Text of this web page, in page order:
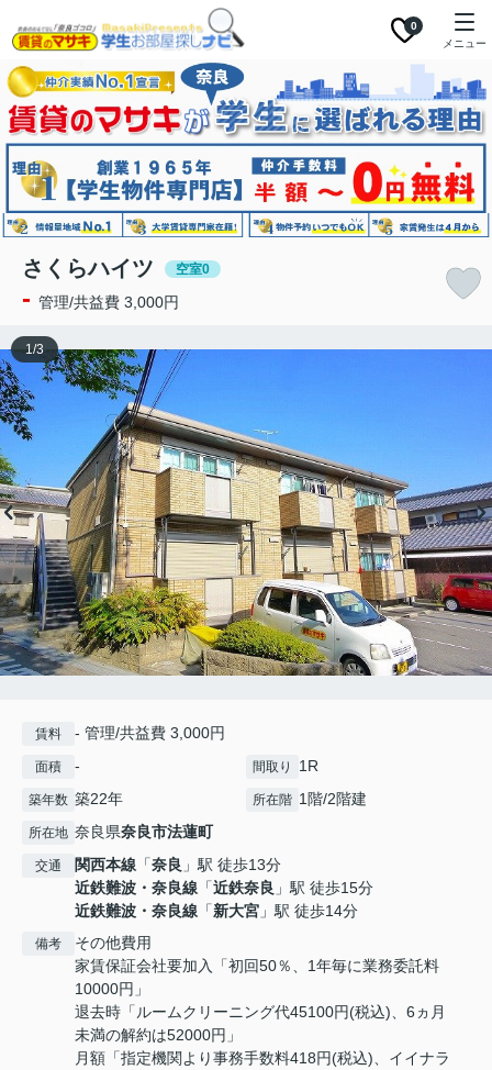
0
メニュー
さくらハイツ 空室0
- 管理/共益費 3,000円
1/3
賃料 - 管理/共益費 3,000円
面積 - 間取り 1R
築年数 築22年 所在階 1階/2階建
所在地 奈良県奈良市法蓮町
交通 関西本線 「奈良 」駅 徒歩13分
近鉄難波・奈良線 「近鉄奈良 」駅 徒歩15分
近鉄難波・奈良線 「新大宮 」駅 徒歩14分
備考
その他費用
家賃保証会社要加入「初回50％、1年毎に業務委託料
10000円」
退去時「ルームクリーニング代45100円(税込)、6ヵ月
未満の解約は52000円」
月額「指定機関より事務手数料418円(税込)、イイナラ